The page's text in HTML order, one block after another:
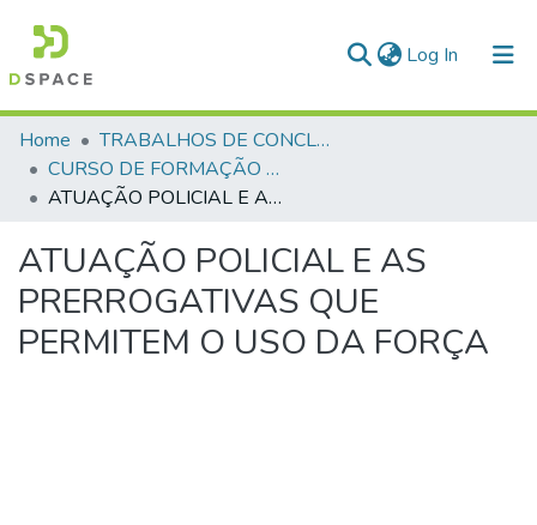
Log In (current)
Communities & Collections
All of DSpace
Home
TRABALHOS DE CONCLUSÃO DE CURSO - CFP (CURSO DE FORMAÇÃO DE PRAÇAS)
CURSO DE FORMAÇÃO DE PRAÇAS - CFP - 2024
ATUAÇÃO POLICIAL E AS PRERROGATIVAS QUE PERMITEM O USO DA FORÇA
ATUAÇÃO POLICIAL E AS
PRERROGATIVAS QUE
PERMITEM O USO DA FORÇA